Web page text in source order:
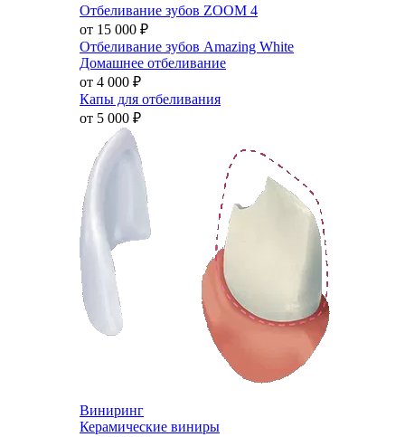
Отбеливание зубов ZOOM 4
от 15 000 ₽
Отбеливание зубов Amazing White
Домашнее отбеливание
от 4 000 ₽
Капы для отбеливания
от 5 000 ₽
Виниринг
Керамические виниры